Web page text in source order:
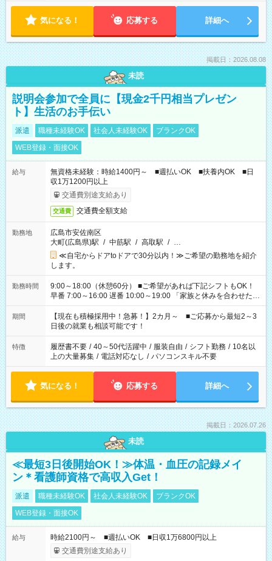
気になる！ 応募する 詳細へ
掲載日：2026.08.08
未読
説明会参加で全員に【現金2千円相当プレゼン
ト】生活のお手伝い
派遣 職種未経験OK 社会人未経験OK
ブランクOK
WEB登録・面接OK
給与
無資格未経験：時給1400円～ ■週払いOK ■扶養内OK ■日
収1万1200円以上
交通費別途支給あり
交通費 交通費全額支給
勤務地
広島市安佐南区
大町(広島県)駅 / 中筋駅 / 高取駅 / …
≪自宅からドアtoドアで30分以内！≫ご希望の勤務地を紹介
します。
勤務時間
9:00～18:00（休憩60分） ■ご希望があれば下記シフトもOK！
早番 7:00～16:00 遅番 10:00～19:00 「家族と休みを合わせた
い」 「余裕を持って夕飯の準備がしたい」 「できれば残業はし
たくない」 など、ご希望を教えてくださいね。 ※Wワーク希望
の方へ 今ご覧のお仕事で希望する勤務時間と、もう1つのお仕事
の勤務時間。 合計で週40時間を超える場合は応募できません。
期間
【現在も積極採用中！急募！】2カ月～ ■ご応募から最短2～3
日後の就業も相談可能です！
特徴 履歴書不要 / 40～50代活躍中 / 服装自由 / シフト勤務 / 10名以
上の大量募集 / 電話対応なし / パソコンスキル不要
気になる！ 応募する 詳細へ
掲載日：2026.07.26
未読
≪最短3日後開始OK！≫体温・血圧の記録メイ
ン＊看護師資格で高収入Get！
派遣 職種未経験OK 社会人未経験OK
ブランクOK
WEB登録・面接OK
給与
時給2100円～ ■週払いOK ■日収1万6800円以上
交通費別途支給あり